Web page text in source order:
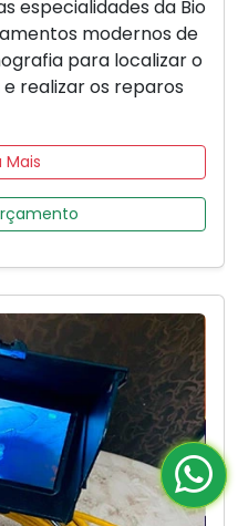
especialidades da Bio
modernos de
para localizar o
realizar os reparos
Mais